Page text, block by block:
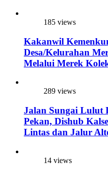
185 views
Kakanwil
Desa/Kelurahan
Melalui Merek
289 views
Jalan Sungai Lulut
Pekan, Dishub
Lintas dan Jalur
14 views